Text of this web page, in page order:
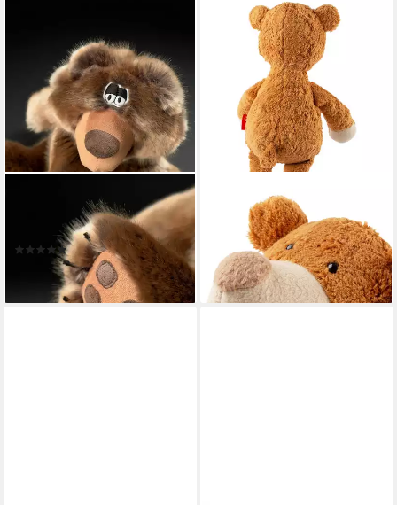
Kuscheltier Bee Bear Buddy
BeastsTown (1-St)
(1)
89,95 €
lieferbar - in 3-4 Werktagen bei dir
Kuscheltier Bär für Kinder
Unisex (1-St)
57,95 €
lieferbar - in 3-4 Werktagen bei dir